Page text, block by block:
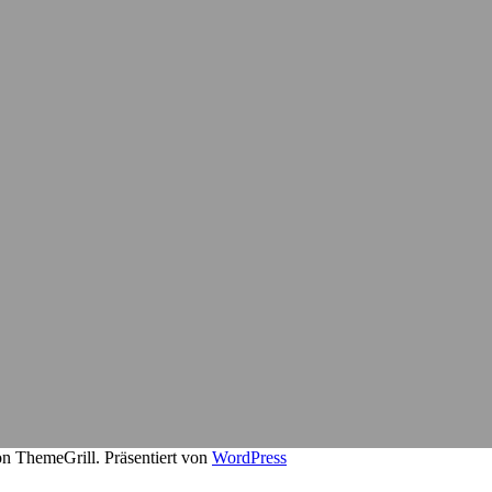
ThemeGrill. Präsentiert von WordPress